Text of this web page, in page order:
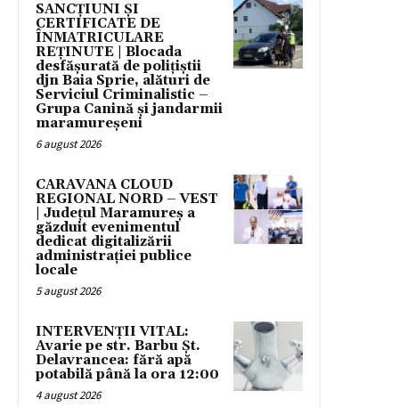
SANCȚIUNI ȘI
CERTIFICATE DE
ÎNMATRICULARE
REȚINUTE | Blocada
desfășurată de polițiștii
djn Baia Sprie, alături de
Serviciul Criminalistic –
Grupa Canină și jandarmii
maramureșeni
6 august 2026
CARAVANA CLOUD
REGIONAL NORD – VEST
| Județul Maramureș a
găzduit evenimentul
dedicat digitalizării
administrației publice
locale
5 august 2026
INTERVENȚII VITAL:
Avarie pe str. Barbu Șt.
Delavrancea: fără apă
potabilă până la ora 12:00
4 august 2026